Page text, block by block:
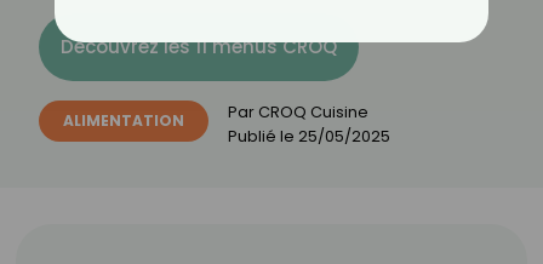
Découvrez les 11 menus CROQ
ALIMENTATION Par CROQ Cuisine
Publié le 25/05/2025